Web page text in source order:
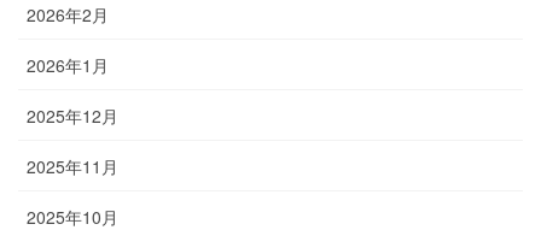
2026年2月
2026年1月
2025年12月
2025年11月
2025年10月